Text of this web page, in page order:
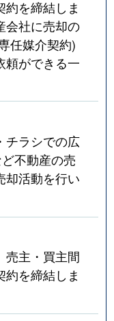
を締結しま
会社に売却の
任媒介契約)
頼ができる一
チラシでの広
不動産の売
却活動を行い
売主・買主間
を締結しま